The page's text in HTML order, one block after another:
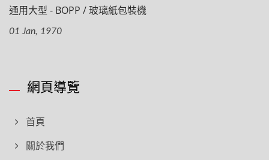
通用大型 - BOPP / 玻璃紙包裝機
01 Jan, 1970
網頁導覽
首頁
關於我們